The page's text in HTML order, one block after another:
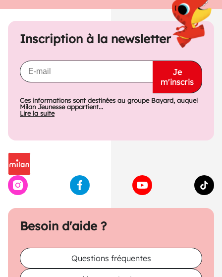
Besoin d'aide ?
Questions fréquentes
Inscription à la newsletter
Je
m'inscris
Ces informations sont destinées au groupe Bayard, auquel
Milan Jeunesse appartient...
Lire la suite